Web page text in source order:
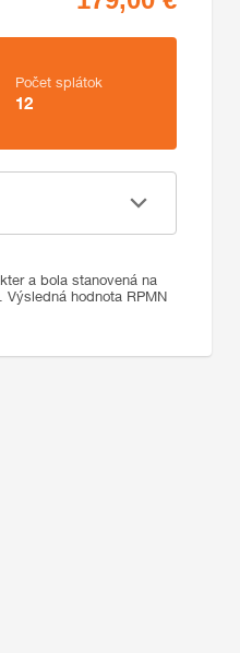
Počet splátok
12
a bola stanovená na
hodnota RPMN